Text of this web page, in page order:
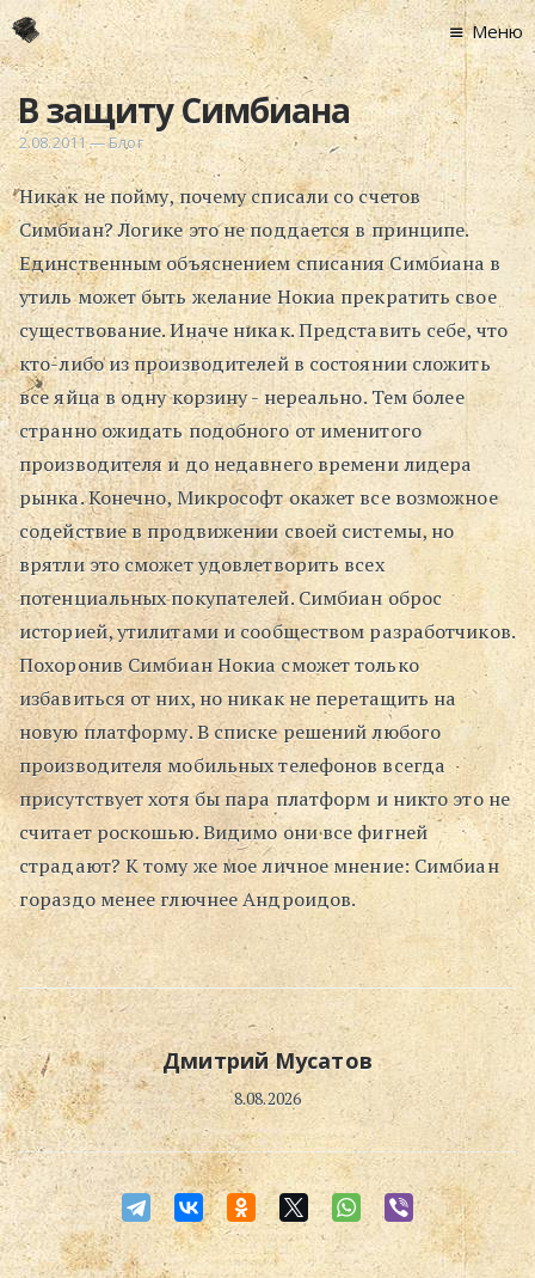
Главная
Новости
Графоманство
* Автотекст
*
* Хронограф
Арт-Рецензии
* Слушать
* Смотреть
* Читать
* По жизни
Блог
⋅
Поиск
Меню
В защиту Симбиана
2.08.2011—Блог
Никак не пойму, почему списали со счетов
Симбиан? Логике это не поддается в принципе.
Единственным объяснением списания Симбиана в
утиль может быть желание Нокиа прекратить свое
существование. Иначе никак. Представить себе, что
кто-либо из производителей в состоянии сложить
все яйца в одну корзину - нереально. Тем более
странно ожидать подобного от именитого
производителя и до недавнего времени лидера
рынка. Конечно, Микрософт окажет все возможное
содействие в продвижении своей системы, но
врятли это сможет удовлетворить всех
потенциальных покупателей. Симбиан оброс
историей, утилитами и сообществом разработчиков.
Похоронив Симбиан Нокиа сможет только
избавиться от них, но никак не перетащить на
новую платформу. В списке решений любого
производителя мобильных телефонов всегда
присутствует хотя бы пара платформ и никто это не
считает роскошью. Видимо они все фигней
страдают? К тому же мое личное мнение: Симбиан
гораздо менее глючнее Андроидов.
Дмитрий Мусатов
8.08.2026